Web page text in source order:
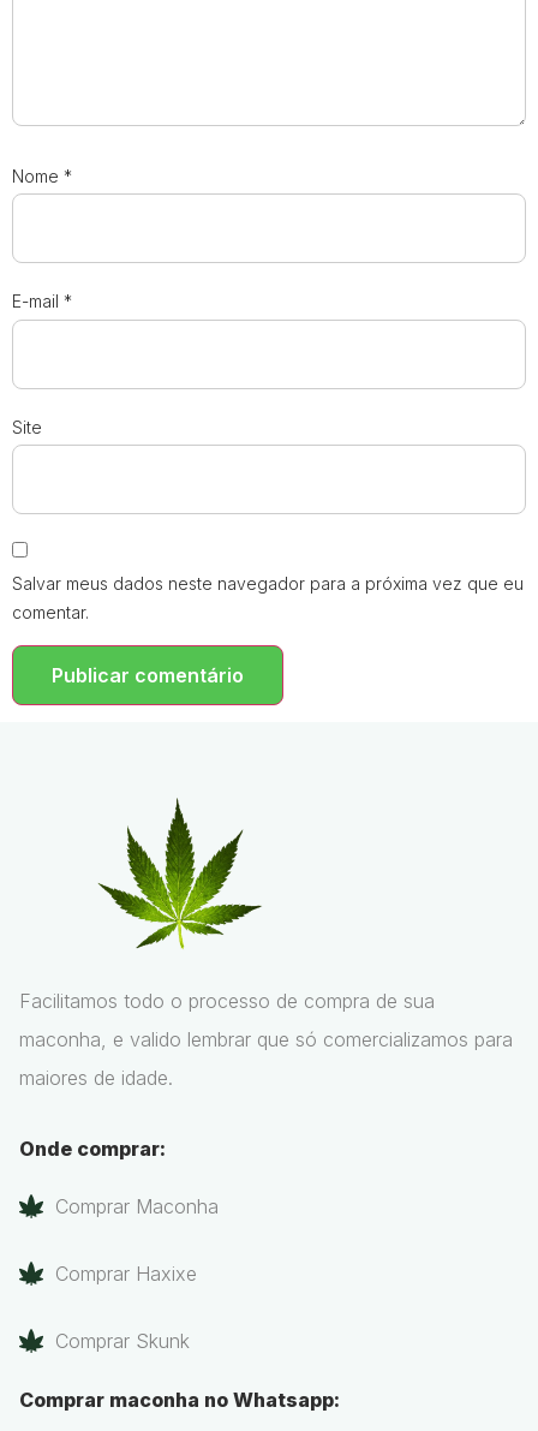
Nome *
E-mail *
Site
Salvar meus dados neste navegador para a próxima vez que eu
comentar.
Facilitamos todo o processo de compra de sua
maconha, e valido lembrar que só comercializamos para
maiores de idade.
Onde comprar:
Comprar Maconha
Comprar Haxixe
Comprar Skunk
Comprar maconha no Whatsapp: